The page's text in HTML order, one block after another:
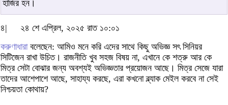
হাজির হন।
৪|
২৪ শে এপ্রিল, ২০২৫ রাত ১০:০১
করুণাধারাবলেছেন: আমিও মনে করি এদের সাথে কিছু অভিজ্ঞ সৎ সিনিয়র
সিটিজেন রাখা উচিত। রাজনীতি খুব সহজ বিষয় না, এখানে কে শত্রু আর কে
মিত্র সেটা বোঝার জন্য অবশ্যই অভিজ্ঞতার প্রয়োজন আছে। মিত্র সেজে যারা
তাদের আশেপাশে আছে, সাহায্য করছে, এরা কখনো ব্ল্যাক মেইল করবে না সেই
নিশ্চয়তা কোথায়?